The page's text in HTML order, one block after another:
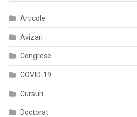
Articole
Avizari
Congrese
COVID-19
Cursuri
Doctorat